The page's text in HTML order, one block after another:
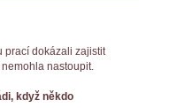
prací dokázali zajistit
nastoupit.
když někdo